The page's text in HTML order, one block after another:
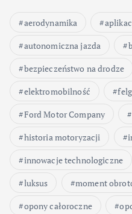
aerodynamika
autonomiczna jazda
bezpieczeństwo na drodze
elektromobilność
Ford Motor Company
historia motoryzacji
innowacje technologiczne
luksus
moment
opony całoroczne